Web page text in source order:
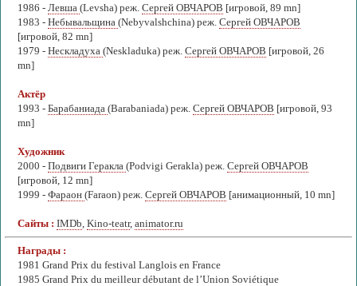
1986 - Левша (Levsha) реж. Сергей ОВЧАРОВ [игровой, 89 mn]
1983 - Небывальщина (Nebyvalshchina) реж. Сергей ОВЧАРОВ
[игровой, 82 mn]
1979 - Нескладуха (Neskladuka) реж. Сергей ОВЧАРОВ [игровой, 26
mn]
Актёр
1993 - Барабаниада (Barabaniada) реж. Сергей ОВЧАРОВ [игровой, 93
mn]
Художник
2000 - Подвиги Геракла (Podvigi Gerakla) реж. Сергей ОВЧАРОВ
[игровой, 12 mn]
1999 - Фараон (Faraon) реж. Сергей ОВЧАРОВ [анимационный, 10 mn]
Сайты : IMDb Kino-teatr, animator.ru
Награды :
1981 Grand Prix du festival Langlois en France
1985 Grand Prix du meilleur débutant de l’Union Soviétique